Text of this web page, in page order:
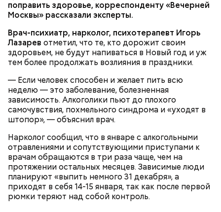
поправить здоровье, корреспонденту «Вечерней
Москвы» рассказали эксперты.
Врач-психиатр, нарколог, психотерапевт Игорь
Лазарев отметил, что те, кто дорожит своим
здоровьем, не будут напиваться в Новый год и уж
тем более продолжать возлияния в праздники.
— Если человек способен и желает пить всю
неделю — это заболевание, болезненная
зависимость. Алкоголики пьют до плохого
самочувствия, похмельного синдрома и «уходят в
штопор», — объяснил врач.
Нарколог сообщил, что в январе с алкогольными
отравлениями и сопутствующими приступами к
врачам обращаются в три раза чаще, чем на
протяжении остальных месяцев. Зависимые люди
планируют «выпить немного 31 декабря», а
приходят в себя 14-15 января, так как после первой
рюмки теряют над собой контроль.
О, всесвятый Николае, угодниче преизрядный
Господень, теплый наш заступниче, и везде в
скорбех скорый помощниче!
юности моея, во всем житии моем, делом, словом,
помышлением и всеми моими чувствы; и во исходе
души моея помози ми окаянному, умоли Господа
Бога, всея твари Содетеля, избавити мя воздушных
мытарств и вечного мучения: да всегда прославляю
Отца и Сына и Святаго Духа, и твое милостивное
предстательство, ныне и присно и во веки веков.
Аминь.
300-400 г шампиньонов или других свежих
грибов;
3 ст. ложки фасоли;
по 1 моркови и репчатой луковице;
3 ст. ложки растительного масла;
зелень, черный молотый перец и соль по вкусу.
в кипяток, варить 5-6 минут, настоять 40-60 минут.
Морковь натереть на терке, лук и грибы порубить.
Воду с фасолью довести до кипения, опустить в
нее грибы, морковь и лук, посолить по вкусу,
варить 6-8 минут. Настоять 20-30 минут. При
подаче на стол заправить суп растительным
маслом, посыпать зеленью укропа и петрушки и
черным молотым перцем.